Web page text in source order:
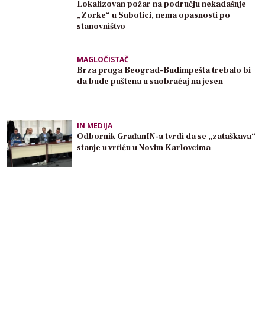
Lokalizovan požar na području nekadašnje
„Zorke“ u Subotici, nema opasnosti po
stanovništvo
MAGLOČISTAČ
Brza pruga Beograd–Budimpešta trebalo bi
da bude puštena u saobraćaj na jesen
IN MEDIJA
Odbornik GrađanIN-a tvrdi da se „zataškava“
stanje u vrtiću u Novim Karlovcima